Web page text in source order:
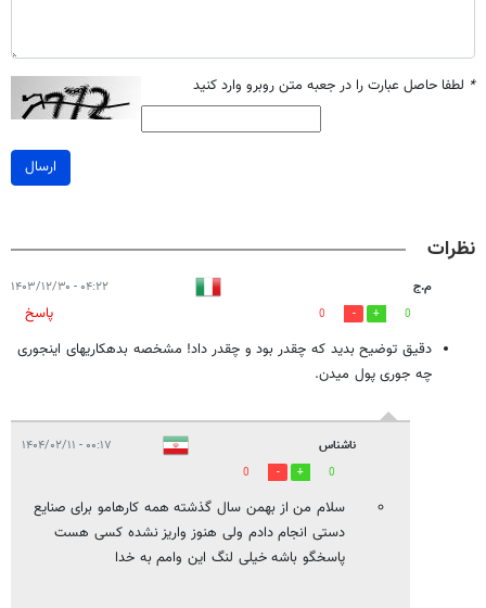
* لطفا حاصل عبارت را در جعبه متن روبرو وارد کنید
ارسال
نظرات
م.ج ۰۴:۲۲ - ۱۴۰۳/۱۲/۳۰
0
0
پاسخ
دقیق توضیح بدید که چقدر بود و چقدر داد! مشخصه بدهکاریهای اینجوری
چه جوری پول میدن.
ناشناس ۰۰:۱۷ - ۱۴۰۴/۰۲/۱۱
0
0
سلام من از بهمن سال گذشته همه کارهامو برای صنایع
دستی انجام دادم ولی هنوز واریز نشده کسی هست
پاسخگو باشه خیلی لنگ این وامم به خدا